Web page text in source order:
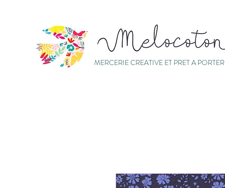
MERCERIE CREATIVE ET PRET A PORTER